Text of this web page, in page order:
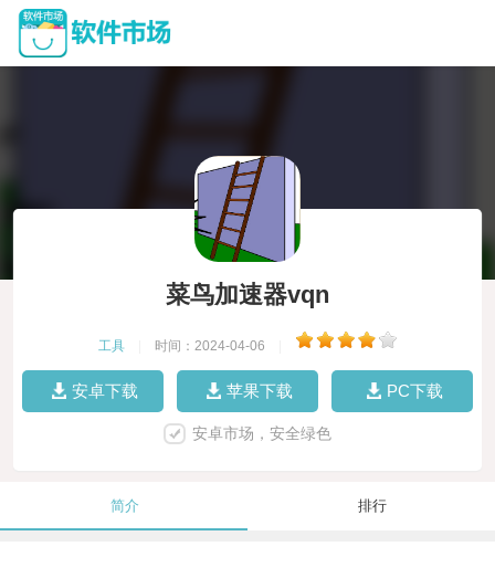
菜鸟加速器vqn
工具 时间：2024-04-06
安卓下载 苹果下载 PC下载
安卓市场，安全绿色
简介 排行